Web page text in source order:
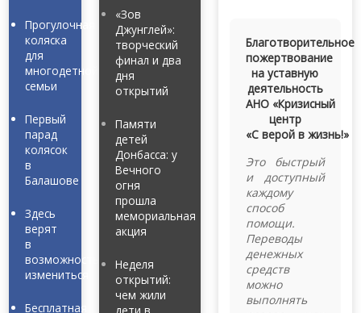
Прогулочная
коляска
для
многодетной
семьи
Первый
парад
колясок
в
Балашове
Здесь
верят
в
возможность
измениться
Бесплатная
«Зов
Джунглей»:
творческий
финал и два
дня
открытий
Памяти
детей
Донбасса: у
Вечного
огня
прошла
мемориальная
акция
Неделя
открытий:
чем жили
Благотворительное
пожертвование
на уставную
деятельность
АНО «Кризисный
центр
«С верой в жизнь!»
Это быстрый
и доступный
каждому
способ
помощи.
Переводы
денежных
средств
можно
выполнять